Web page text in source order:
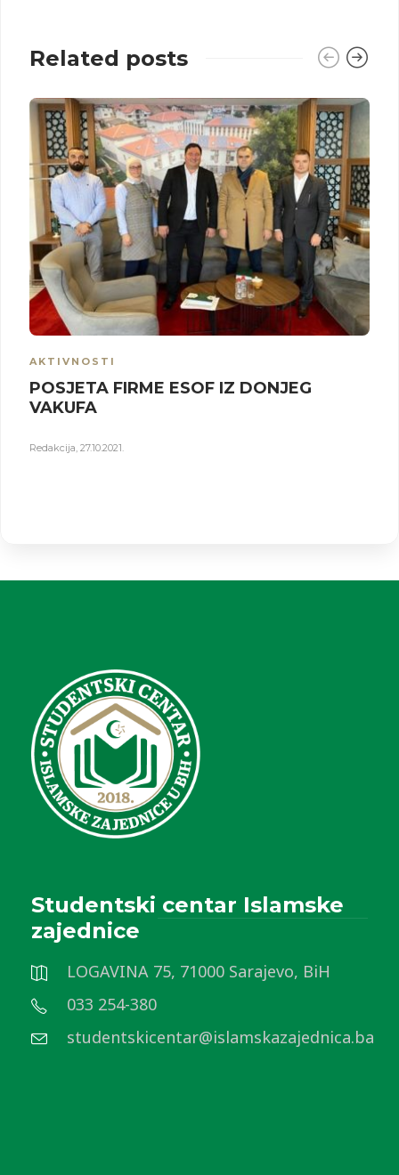
Related posts
AKTIVNOSTI
POSJETA FIRME ESOF IZ DONJEG
VAKUFA
Redakcija, 27.10.2021.
Studentski centar Islamske
zajednice
LOGAVINA 75, 71000 Sarajevo, BiH
033 254-380
studentskicentar@islamskazajednica.ba